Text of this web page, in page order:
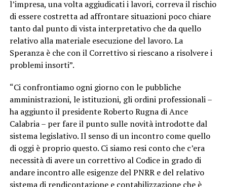
l’impresa, una volta aggiudicati i lavori, correva il rischio
di essere costretta ad affrontare situazioni poco chiare
tanto dal punto di vista interpretativo che da quello
relativo alla materiale esecuzione del lavoro. La
Speranza è che con il Correttivo si riescano a risolvere i
problemi insorti”.
“Ci confrontiamo ogni giorno con le pubbliche
amministrazioni, le istituzioni, gli ordini professionali –
ha aggiunto il presidente Roberto Rugna di Ance
Calabria – per fare il punto sulle novità introdotte dal
sistema legislativo. Il senso di un incontro come quello
di oggi è proprio questo. Ci siamo resi conto che c’era
necessità di avere un correttivo al Codice in grado di
andare incontro alle esigenze del PNRR e del relativo
sistema di rendicontazione e contabilizzazione che è